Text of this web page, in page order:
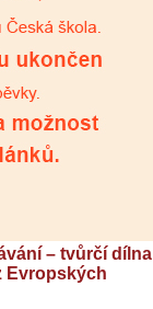
– tvůrčí dílna
Evropských